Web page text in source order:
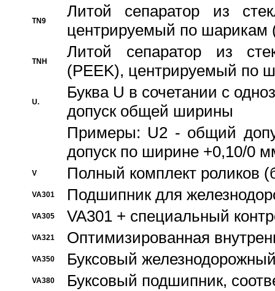
TN9
Литой сепаратор из
центрируемый по шарикам
TNH
Литой сепаратор из
(PEEK), центрируемый по
U.
Буква U в сочетании с
допуск общей ширины
Примеры: U2 - общий
допуск по ширине +0,10/0
V Полный комплект роликов
VA301 Подшипник для
VA305 VA301 + специальный
VA321 Оптимизированная
VA350 Буксовый
VA380 Буксовый подшипник,